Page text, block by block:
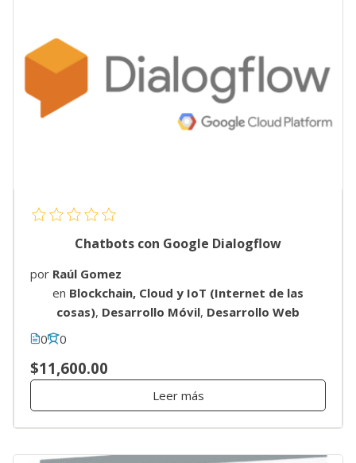
Chatbots con Google Dialogflow
por Raúl Gomez
en Blockchain, Cloud y IoT (Internet de las
cosas), Desarrollo Móvil, Desarrollo Web
0
0
$11,600.00
Leer más